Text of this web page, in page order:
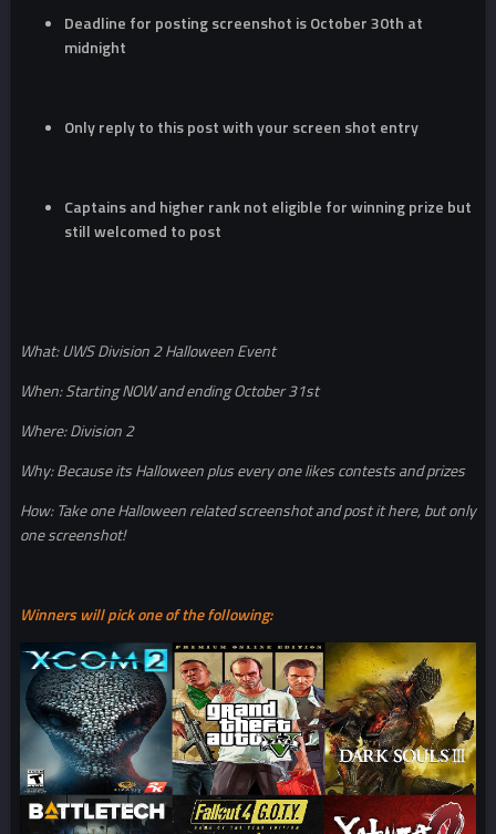
Deadline for posting screenshot is October 30th at
midnight
Only reply to this post with your screen shot entry
Captains and higher rank not eligible for winning prize but
still welcomed to post
What: UWS Division 2 Halloween Event
When: Starting NOW and ending October 31st
Where: Division 2
Why: Because its Halloween plus every one likes contests and prizes
How: Take one Halloween related screenshot and post it here, but only
one screenshot!
Winners will pick one of the following: